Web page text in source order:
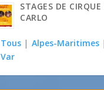
STAGES DE
CARLO
Tous | Alpes-Maritimes
Var